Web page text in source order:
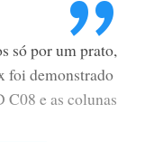
só por um prato,
foi demonstrado
e as colunas